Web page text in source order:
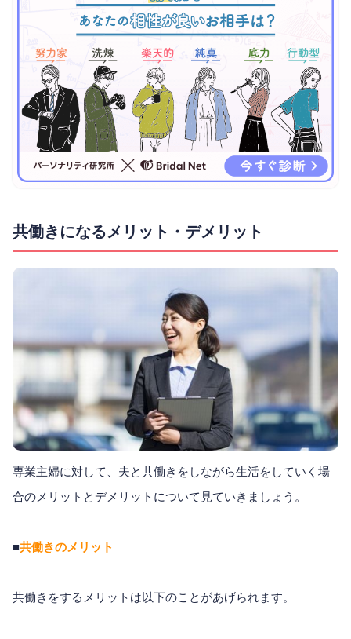
共働きになるメリット・デメリット
専業主婦に対して、夫と共働きをしながら生活をしていく場
合のメリットとデメリットについて見ていきましょう。
■共働きのメリット
共働きをするメリットは以下のことがあげられます。